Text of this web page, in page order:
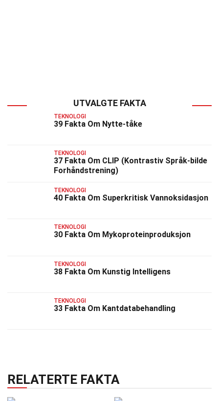
UTVALGTE FAKTA
TEKNOLOGI
39 Fakta Om Nytte-tåke
TEKNOLOGI
37 Fakta Om CLIP (Kontrastiv Språk-bilde
Forhåndstrening)
TEKNOLOGI
40 Fakta Om Superkritisk Vannoksidasjon
TEKNOLOGI
30 Fakta Om Mykoproteinproduksjon
TEKNOLOGI
38 Fakta Om Kunstig Intelligens
TEKNOLOGI
33 Fakta Om Kantdatabehandling
RELATERTE FAKTA